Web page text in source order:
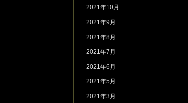
2021年10月
2021年9月
2021年8月
2021年7月
2021年6月
2021年5月
2021年3月